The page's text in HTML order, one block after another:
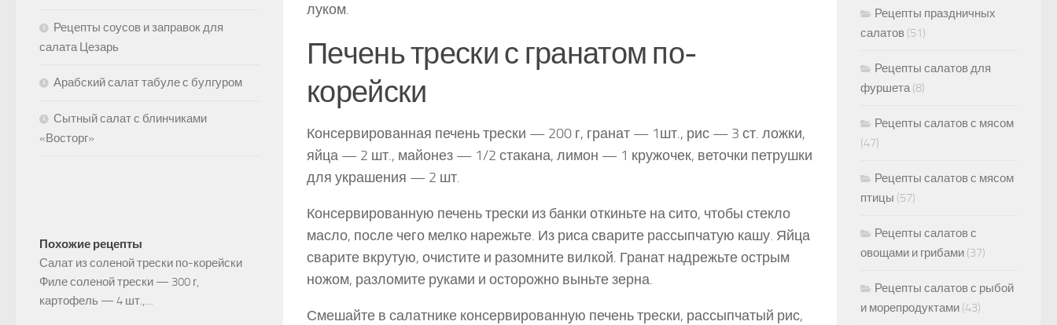
луком.
Печень трески с гранатом по-
корейски
Консервированная печень трески — 200 г, гранат — 1шт., рис — 3 ст. ложки,
яйца — 2 шт., майонез — 1/2 ста­кана, лимон — 1 кружочек, веточки петрушки
для ук­рашения — 2 шт.
Консервированную печень трески из банки откиньте на сито, чтобы стекло
масло, после чего мелко нарежьте. Из риса сварите рассыпчатую кашу. Яйца
сварите вкрутую, очистите и разомните вилкой. Гранат надрежьте острым
ножом, разломи­те руками и осторожно выньте зерна.
Смешайте в салатнике консервированную печень трески, рассыпчатый рис,
Рецепты соусов и заправок для
салата Цезарь
Арабский салат табуле с булгуром
Сытный салат с блинчиками
«Восторг»
Похожие рецепты
Салат из соленой трески по-корейски
Филе соленой трески — 300 г,
картофель — 4 шт.,…
Рецепты праздничных
салатов (51)
Рецепты салатов для
фуршета(8)
Рецепты салатов с мясом
(47)
Рецепты салатов с мясом
птицы (57)
Рецепты салатов с
овощами и грибами (37)
Рецепты салатов с рыбой
и морепродуктами (43)